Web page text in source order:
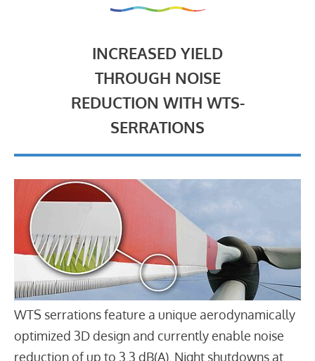
INCREASED YIELD
THROUGH NOISE
REDUCTION WITH WTS-
SERRATIONS
WTS serrations feature a unique aerodynamically
optimized 3D design and currently enable noise
reduction of up to 3.3 dB(A). Night shutdowns at